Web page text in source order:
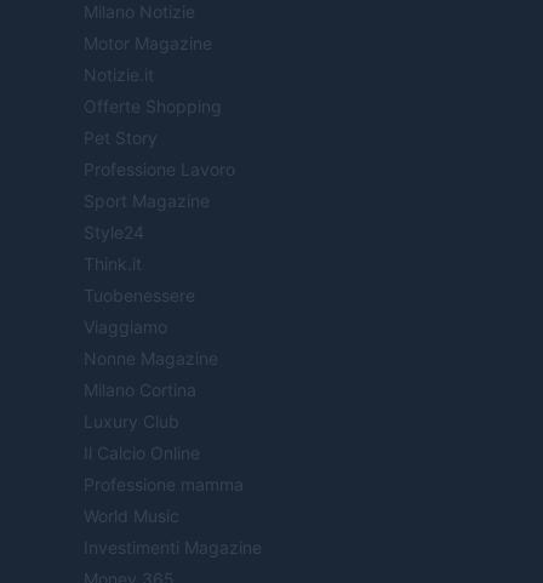
Milano Notizie
Motor Magazine
Notizie.it
Offerte Shopping
Pet Story
Professione Lavoro
Sport Magazine
Style24
Think.it
Tuobenessere
Viaggiamo
Nonne Magazine
Milano Cortina
Luxury Club
Il Calcio Online
Professione mamma
World Music
Investimenti Magazine